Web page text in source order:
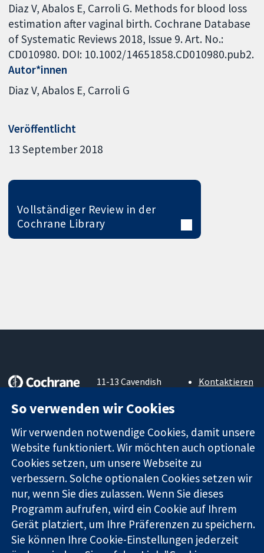
Diaz V, Abalos E, Carroli G. Methods for blood loss
estimation after vaginal birth. Cochrane Database
of Systematic Reviews 2018, Issue 9. Art. No.:
CD010980. DOI: 10.1002/14651858.CD010980.pub2.
Autor*innen
Diaz V Abalos E Carroli G
Veröffentlicht
13 September 2018
Vollständiger Review in der
Cochrane Library
Zuverlässige
Informierte
Entscheidungen
Bessere
Gesundheit
11-13 Cavendish
London
Vereinigtes
Königreich
Kontaktieren
Über uns
Cochrane
Library
Die Cochrane Collaboration ist eine gemeinützige Organisation
(Nr. 1045921) und in England und in Wales als eine Gesellschaft
mit beschränkter Haftung (Nr. 03044323) registriert.
So verwenden wir Cookies
Wir verwenden notwendige Cookies, damit unsere
Website funktioniert. Wir möchten auch optionale
Cookies setzen, um unsere Webseite zu
verbessern. Solche optionalen Cookies setzen wir
nur, wenn Sie dies zulassen. Wenn Sie dieses
Programm aufrufen, wird ein Cookie auf Ihrem
Gerät platziert, um Ihre Präferenzen zu speichern.
Sie können Ihre Cookie-Einstellungen jederzeit